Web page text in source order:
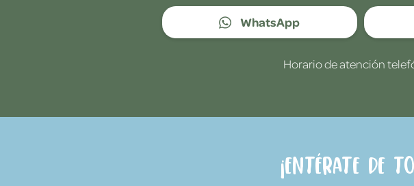
WhatsApp
Horario de atención
¡Entérate de